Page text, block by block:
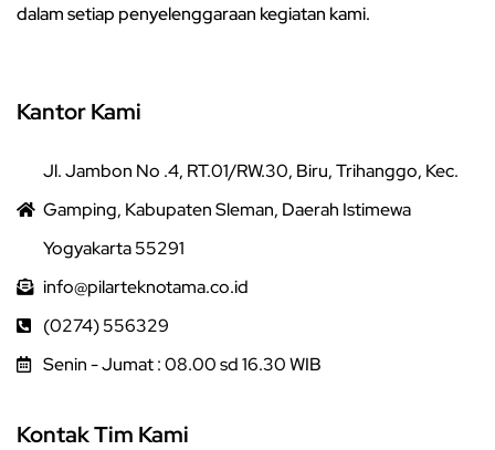
dalam setiap penyelenggaraan kegiatan kami.
Kantor Kami
Jl. Jambon No .4, RT.01/RW.30, Biru, Trihanggo, Kec.
Gamping, Kabupaten Sleman, Daerah Istimewa
Yogyakarta 55291
info@pilarteknotama.co.id
(0274) 556329
Senin - Jumat : 08.00 sd 16.30 WIB
Kontak Tim Kami